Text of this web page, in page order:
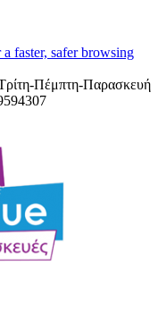
Πέμπτη-Παρασκευή